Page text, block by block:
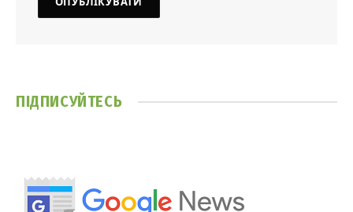
ПІДПИСУЙТЕСЬ